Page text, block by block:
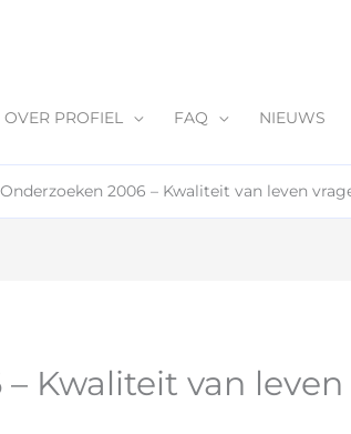
OVER PROFIEL FAQ NIEUWS
Onderzoeken 2006 – Kwaliteit van leven
Kwaliteit van